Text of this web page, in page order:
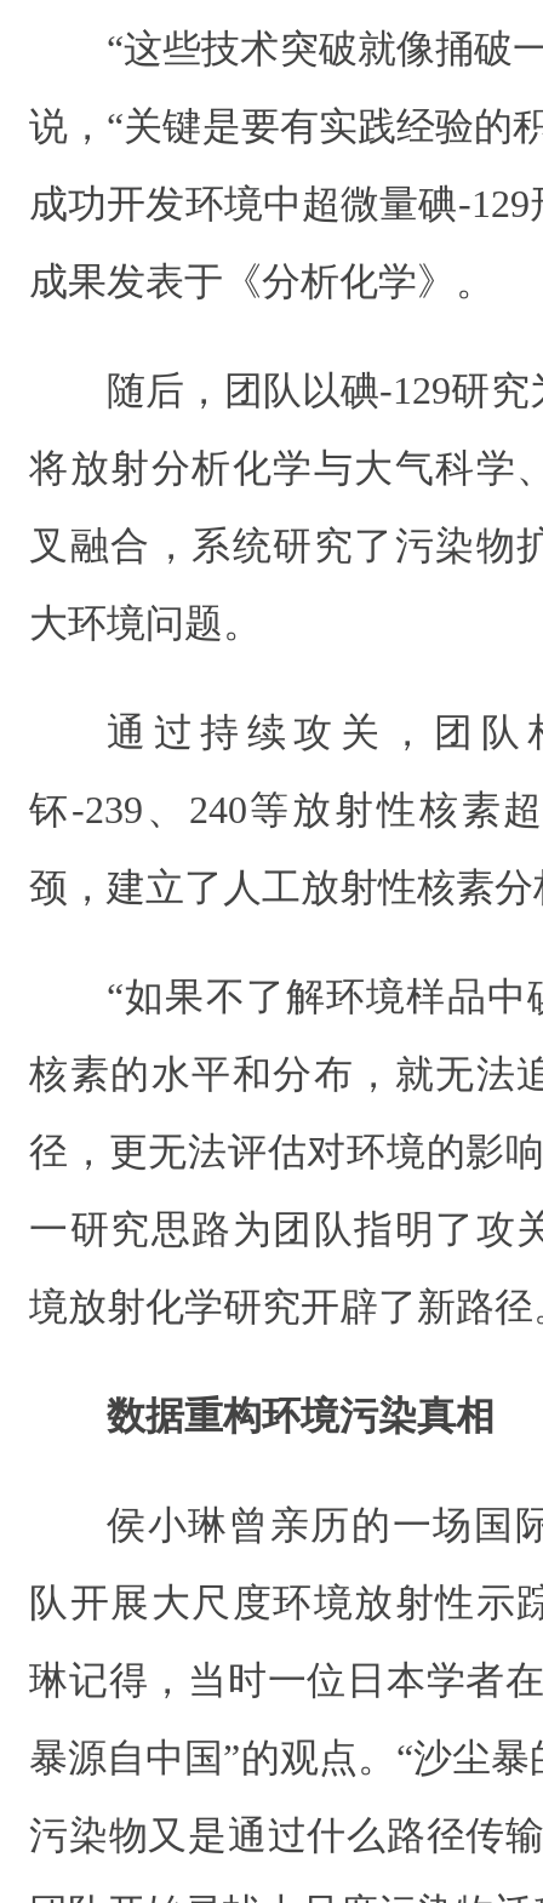
“这些技术突破就像捅破
说，“关键是要有实践经验的
成功开发环境中超微量碘-
成果发表于《分析化学》。
随后，团队以碘-129研
将放射分析化学与大气科学
叉融合，系统研究了污染物
大环境问题。
通过持续攻关，团队
钚-239、240等放射性核素
颈，建立了人工放射性核素
“如果不了解环境样品中
核素的水平和分布，就无法
径，更无法评估对环境的影
一研究思路为团队指明了攻
境放射化学研究开辟了新路径
数据重构环境污染真相
侯小琳曾亲历的一场国
队开展大尺度环境放射性示
琳记得，当时一位日本学者
暴源自中国”的观点。“沙尘
污染物又是通过什么路径传